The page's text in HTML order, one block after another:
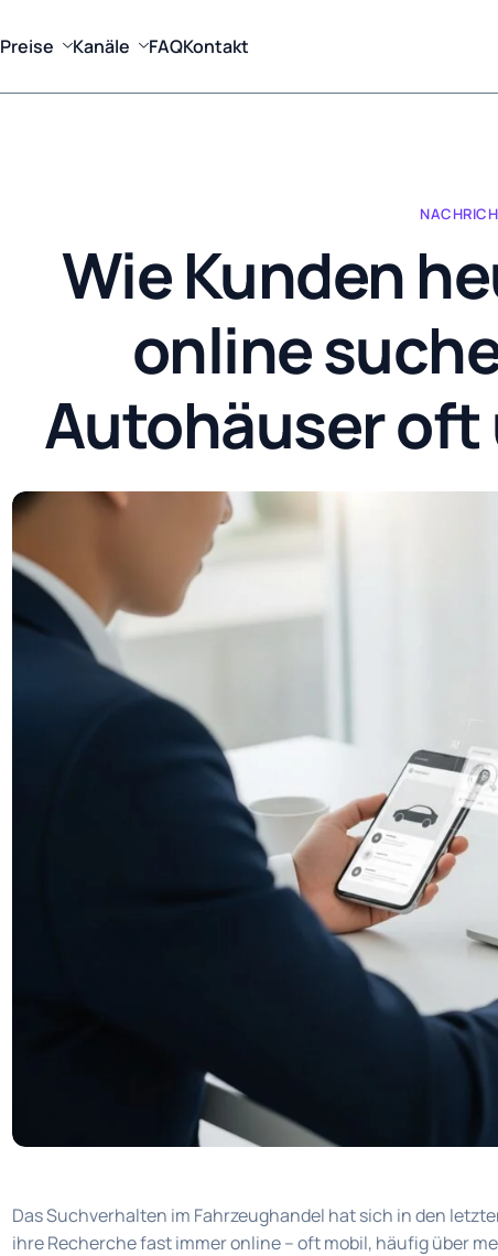
Preise Kanäle FAQKontakt
Wie Kunden
online
Autohäuser
Das Suchverhalten im Fahrzeughandel hat sich in den
ihre Recherche fast immer online – oft mobil, häufig über